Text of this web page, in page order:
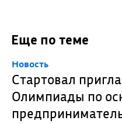
Еще по теме
Новость
Стартовал
Олимпиады по